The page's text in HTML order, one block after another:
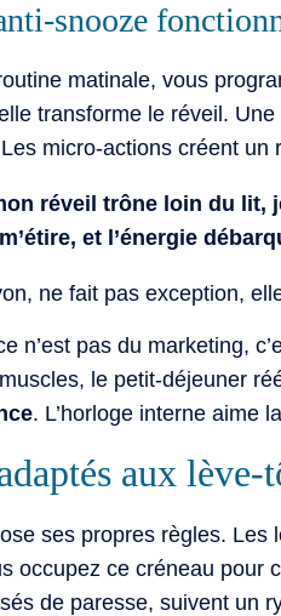
snooze
matinale, vous
transforme le réveil.
micro-actions créent
réveil trône loin du lit,
et l’énergie
ne fait pas exception,
n’est pas du marketing,
le petit-déjeuner
. L’horloge interne aime
aux
ses propres règles. Les
occupez ce créneau pour
de paresse, suivent un